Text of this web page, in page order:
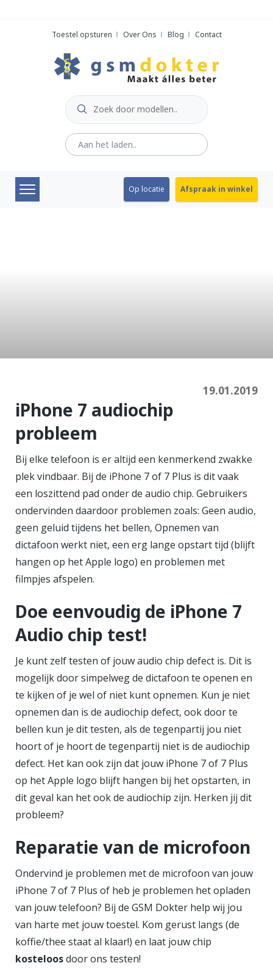
Toestel opsturen Over Ons Blog Contact
Op locatie Afspraak in winkel
Plus kapot?
19.01.2019
iPhone 7 audiochip
probleem
Bij elke telefoon is er altijd een kenmerkend zwakke
plek vindbaar. Bij de iPhone 7 of 7 Plus is dit vaak
een loszittend pad onder de audio chip. Gebruikers
ondervinden daardoor problemen zoals: Geen audio,
geen geluid tijdens het bellen, Opnemen van
dictafoon werkt niet, een erg lange opstart tijd (blijft
hangen op het Apple logo) en problemen met
filmpjes afspelen.
Doe eenvoudig de iPhone 7
Audio chip test!
Je kunt zelf testen of jouw audio chip defect is. Dit is
mogelijk door simpelweg de dictafoon te openen en
te kijken of je wel of niet kunt opnemen. Kun je niet
opnemen dan is de audiochip defect, ook door te
bellen kun je dit testen, als de tegenpartij jou niet
hoort of je hoort de tegenpartij niet is de audiochip
defect. Het kan ook zijn dat jouw iPhone 7 of 7 Plus
op het Apple logo blijft hangen bij het opstarten, in
dit geval kan het ook de audiochip zijn. Herken jij dit
probleem?
Reparatie van de microfoon
Ondervind je problemen met de microfoon van jouw
iPhone 7 of 7 Plus of heb je problemen het opladen
van jouw telefoon? Bij de GSM Dokter help wij jou
van harte met jouw toestel. Kom gerust langs (de
koffie/thee staat al klaar!) en laat jouw chip
kosteloosdoor ons testen!